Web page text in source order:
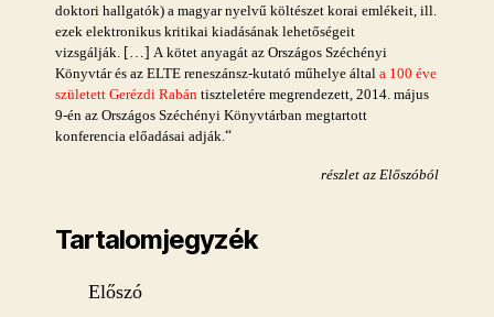
doktori hallgatók) a magyar nyelvű költészet korai emlékeit, ill.
ezek elektronikus kritikai kiadásának lehetőségeit
vizsgálják. […] A kötet anyagát az Országos Széchényi
Könyvtár és az ELTE reneszánsz-kutató műhelye általa 100 éve
született Gerézdi Rabántiszteletére megrendezett, 2014. május
9-én az Országos Széchényi Könyvtárban megtartott
konferencia előadásai adják.“
részlet az Előszóból
Tartalomjegyzék
Előszó